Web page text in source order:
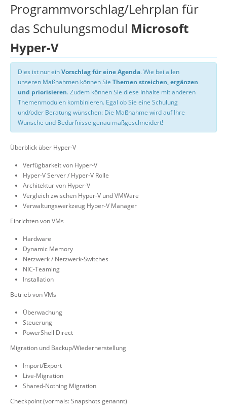
Programmvorschlag/Lehrplan für
das Schulungsmodul Microsoft
Hyper-V
Dies ist nur einVorschlag für eine Agenda. Wie bei allen
unseren Maßnahmen können Sie Themen streichen, ergänzen
und priorisieren. Zudem können Sie diese Inhalte mit anderen
Themenmodulen kombinieren. Egal ob Sie eine Schulung
und/oder Beratung wünschen: Die Maßnahme wird auf Ihre
Wünsche und Bedürfnisse genau maßgeschneidert!
Überblick über Hyper-V
Verfügbarkeit von Hyper-V
Hyper-V Server / Hyper-V Rolle
Architektur von Hyper-V
Vergleich zwischen Hyper-V und VMWare
Verwaltungswerkzeug Hyper-V Manager
Einrichten von VMs
Hardware
Dynamic Memory
Netzwerk / Netzwerk-Switches
NIC-Teaming
Installation
Betrieb von VMs
Überwachung
Steuerung
PowerShell Direct
Migration und Backup/Wiederherstellung
Import/Export
Live-Migration
Shared-Nothing Migration
Checkpoint (vormals: Snapshots genannt)